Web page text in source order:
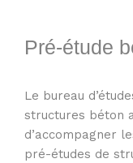
Pré-étude
Le bureau
structures béton
d’accompagner
pré-études de